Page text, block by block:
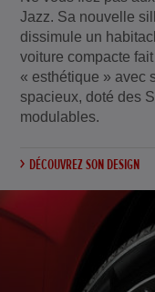
Jazz. Sa nouvelle
dissimule un
voiture compacte
« esthétique » avec
spacieux, doté des
modulables.
DÉCOUVREZ SON DESIGN